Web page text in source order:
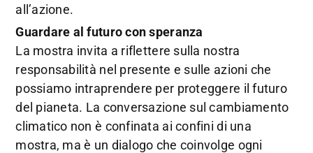
all’azione.
Guardare al futuro con speranza
La mostra invita a riflettere sulla nostra
responsabilità nel presente e sulle azioni che
possiamo intraprendere per proteggere il futuro
del pianeta. La conversazione sul cambiamento
climatico non è confinata ai confini di una
mostra, ma è un dialogo che coinvolge ogni